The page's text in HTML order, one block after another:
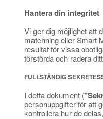
Hantera din integritet
Vi ger dig möjlighet att
matchning eller Smart
resultat för vissa
förstörda och radera
FULLSTÄNDIG
I detta dokument (
personuppgifter för att
kontrollera hur de